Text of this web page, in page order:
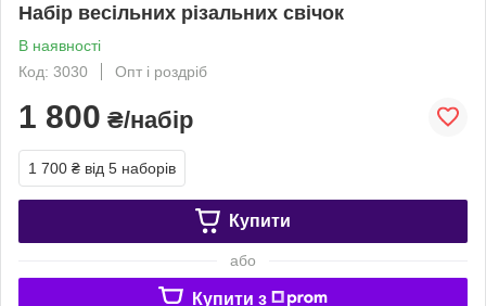
Набір весільних різальних свічок
В наявності
Код: 3030
Опт і роздріб
1 800 ₴/набір
1 700 ₴ від 5 наборів
Купити
або
Купити з